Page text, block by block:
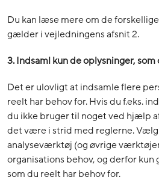
Du kan læse mere om de
gælder i vejledningens afsnit 2.
3. Indsaml kun de oplysninger, som
Det er ulovligt at indsamle flere
reelt har behov for. Hvis du f.eks.
du ikke bruger til noget ved hjælp
det være i strid med reglerne.
analyseværktøj (og øvrige
organisations behov, og derfor kun
som du reelt har behov for.